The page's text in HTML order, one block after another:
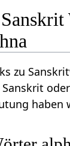
zu
haben